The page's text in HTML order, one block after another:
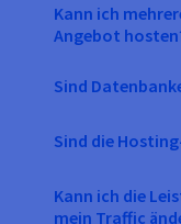
Kann ich
Angebot
Sind
Sind die
Kann ich die
mein Traffic